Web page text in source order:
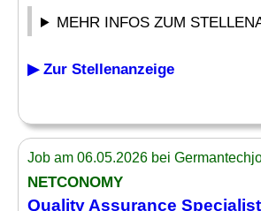
MEHR INFOS ZUM
▶ Zur Stellenanzeige
Job am 06.05.2026 bei
NETCONOMY
Quality Assurance Specialist